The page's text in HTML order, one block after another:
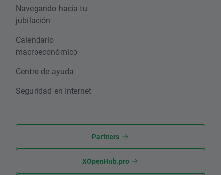
Navegando hacia tu
jubilación
Calendario
macroeconómico
Centro de ayuda
Seguridad en Internet
Partners
XOpenHub.pro